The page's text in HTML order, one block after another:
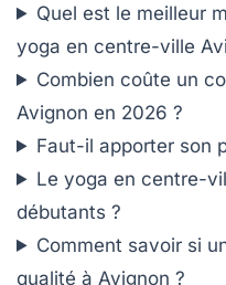
Quel est le meilleur
yoga en centre-ville
Combien coûte un
Avignon en 2026 ?
Faut-il apporter son
Le yoga en centre-
débutants ?
Comment savoir si
qualité à Avignon ?